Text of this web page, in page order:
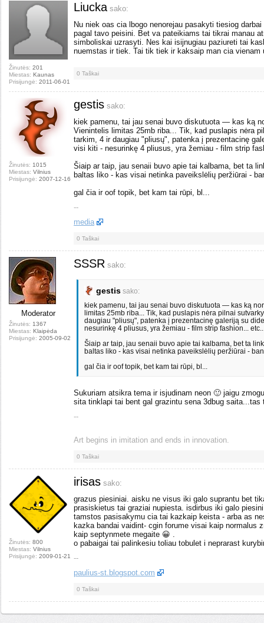
Žinutės: 201
Miestas: Kaunas
Prisijungė: 2011-06-01
Liucka sako:
Nu niek oas cia lbogo nenorejau pasakyti tiesiog
pagal tavo peisini. Bet va pateikiams tai tikrai manau
simboliskai uzrasyti. Nes kai isijnugiau paziureti tai
nuemstas ir tiek. Tai tik tiek ir kaksaip man cia vienam
0 Taškai
Žinutės: 1015
Miestas: Vilnius
Prisijungė: 2007-12-16
gestis sako:
kiek pamenu, tai jau senai buvo diskutuota — kas ką
Vienintelis limitas 25mb riba... Tik, kad puslapis nėra
tarkim, 4 ir daugiau "pliusų", patenka į prezentacinę
visi kiti - nesurinkę 4 pliusus, yra žemiau - film strip
Šiaip ar taip, jau senaii buvo apie tai kalbama, bet ta
baltas liko - kas visai netinka paveikslėlių peržiūrai -
gal čia ir oof topik, bet kam tai rūpi, bl...
--
media
0 Taškai
Moderator
Žinutės: 1367
Miestas: Klaipėda
Prisijungė: 2005-09-02
SSSR sako:
gestis sako:
kiek pamenu, tai jau senai buvo diskutuota — kas ką
limitas 25mb riba... Tik, kad puslapis nėra pilnai
daugiau "pliusų", patenka į prezentacinę galeriją su
nesurinkę 4 pliusus, yra žemiau - film strip fashion...
Šiaip ar taip, jau senaii buvo apie tai kalbama, bet ta
baltas liko - kas visai netinka paveikslėlių peržiūrai -
gal čia ir oof topik, bet kam tai rūpi, bl...
Sukuriam atsikra tema ir isjudinam neon 🙂 jaigu
sita tinklapi tai bent gal grazintu sena 3dbug
--
Art begins in imitation and ends in innovation.
0 Taškai
Žinutės: 800
Miestas: Vilnius
Prisijungė: 2009-01-21
irisas sako:
grazus piesiniai. aisku ne visus iki galo suprantu bet
prasiskietus tai graziai nupiesta. isdirbus iki galo
tamstos pasisakymu cia tai kazkaip keista - arba as
kazka bandai vaidint- cgin forume visai kaip normalus
kaip septynmete megaite 😀 .
o pabaigai tai palinkesiu toliau tobulet i neprarast
--
paulius-st.blogspot.com
0 Taškai